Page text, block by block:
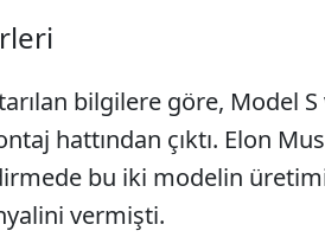
bilgilere göre, Model
hattından çıktı. Elon
bu iki modelin
vermişti.